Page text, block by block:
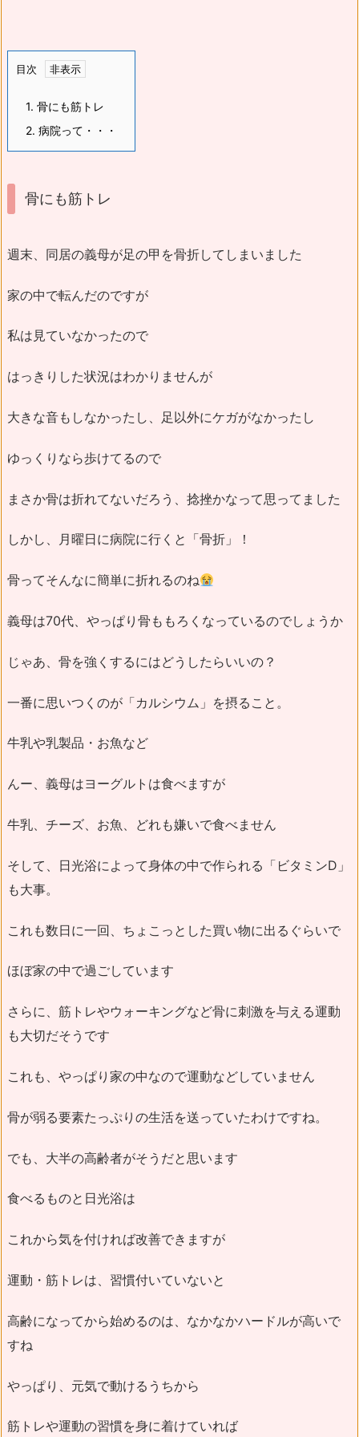
目次
1. 骨にも筋トレ
2. 病院って・・・
骨にも筋トレ
週末、同居の義母が足の甲を骨折してしまいました
家の中で転んだのですが
私は見ていなかったので
はっきりした状況はわかりませんが
大きな音もしなかったし、足以外にケガがなかったし
ゆっくりなら歩けてるので
まさか骨は折れてないだろう、捻挫かなって思ってました
しかし、月曜日に病院に行くと「骨折」！
骨ってそんなに簡単に折れるのね
義母は70代、やっぱり骨ももろくなっているのでしょうか
じゃあ、骨を強くするにはどうしたらいいの？
一番に思いつくのが「カルシウム」を摂ること。
牛乳や乳製品・お魚など
んー、義母はヨーグルトは食べますが
牛乳、チーズ、お魚、どれも嫌いで食べません
そして、日光浴によって身体の中で作られる「ビタミンD」
も大事。
これも数日に一回、ちょこっとした買い物に出るぐらいで
ほぼ家の中で過ごしています
さらに、筋トレやウォーキングなど骨に刺激を与える運動
も大切だそうです
これも、やっぱり家の中なので運動などしていません
骨が弱る要素たっぷりの生活を送っていたわけですね。
でも、大半の高齢者がそうだと思います
食べるものと日光浴は
これから気を付ければ改善できますが
運動・筋トレは、習慣付いていないと
高齢になってから始めるのは、なかなかハードルが高いで
すね
やっぱり、元気で動けるうちから
筋トレや運動の習慣を身に着けていれば